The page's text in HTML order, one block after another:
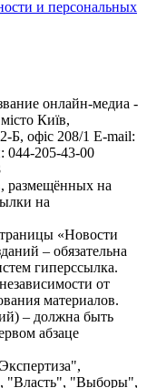
и персональных
онлайн-медиа -
Київ,
офіс 208/1 E-mail:
044-205-43-00
размещённых на
на
«Новости
– обязательна
гиперссылка.
от
материалов.
– должна быть
абзаце
"Власть", "Выборы",